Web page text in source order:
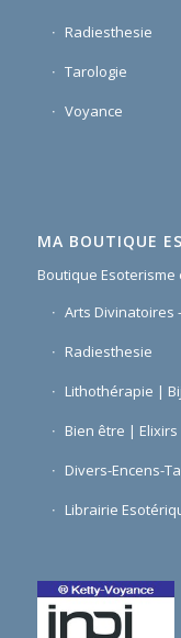
Radiesthesie
Tarologie
Voyance
MA BOUTIQUE
Boutique Esoterisme
Arts Divinatoires
Radiesthesie
Lithothérapie |
Bien être | Elixirs
Divers-Encens-
Librairie